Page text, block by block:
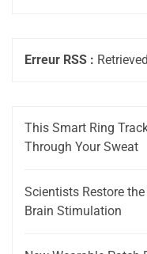
Erreur RSS :
This Smart Ring
Through Your Sweat
Scientists Restore
Brain Stimulation